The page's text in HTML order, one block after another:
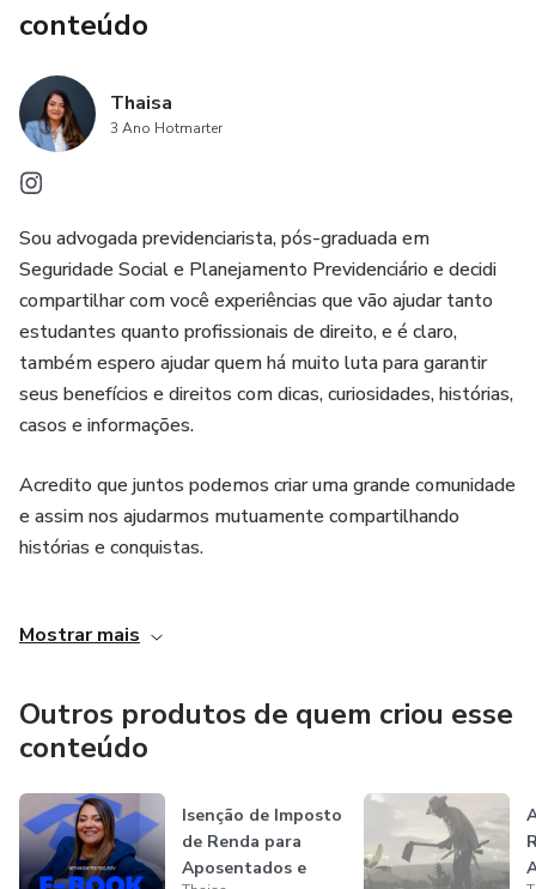
conteúdo
Thaisa
3 Ano Hotmarter
Sou advogada previdenciarista, pós-graduada em
Seguridade Social e Planejamento Previdenciário e decidi
compartilhar com você experiências que vão ajudar tanto
estudantes quanto profissionais de direito, e é claro,
também espero ajudar quem há muito luta para garantir
seus benefícios e direitos com dicas, curiosidades, histórias,
casos e informações.
Acredito que juntos podemos criar uma grande comunidade
e assim nos ajudarmos mutuamente compartilhando
histórias e conquistas.
inicio hoje. Então aproveite para me seguir agora e não
Mostrar mais
Outros produtos de quem criou esse
conteúdo
Isenção de Imposto
de Renda para
Aposentados e